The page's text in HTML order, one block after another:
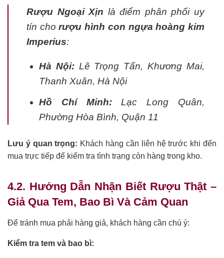
Rượu Ngoại Xịn là điểm phân phối uy
tín chorượu hình con ngựa hoàng kim
Imperius:
Hà Nội: Lê Trọng Tấn, Khương Mai,
Thanh Xuân, Hà Nội
Hồ Chí Minh:Lạc Long Quân,
Phường Hòa Bình, Quận 11
Lưu ý quan trọng: Khách hàng cần liên hệ trước khi đến
mua trực tiếp để kiểm tra tình trạng còn hàng trong kho.
4.2. Hướng Dẫn Nhận Biết Rượu Thật –
Giả Qua Tem, Bao Bì Và Cảm Quan
Để tránh mua phải hàng giả, khách hàng cần chú ý:
Kiểm tra tem và bao bì: